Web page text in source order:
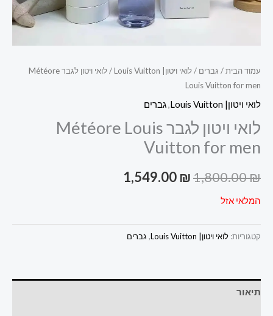
עמוד הבית/ גברים /לואי ויטון| Louis Vuitton
/ לואי ויטון לגבר Météore
Louis Vuitton for men
לואי ויטון| Louis Vuitton ,גברים
לואי ויטון לגבר Météore Louis
Vuitton for men
1,800.00₪
1,549.00 ₪
המלאי אזל
קטגוריות: לואי ויטון| Louis Vuitton , גברים
תיאור